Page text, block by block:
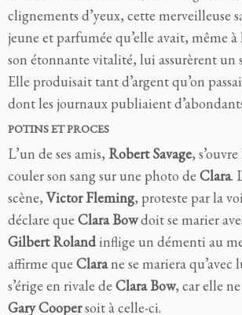
clignements d’yeux, cette merveilleuse
jeune et parfumée qu’elle avait, même à
son étonnante vitalité, lui assurèrent un
Elle produisait tant d’argent qu’on
dont les journaux publiaient
POTINS ET PROCES
L’un de ses amis, Robert Savage,
couler son sang sur une photo de Clara.
scène,Victor Fleming, proteste par la
déclare que Clara Bowdoit se marier
Gilbert Rolandinflige un démenti au
affirme que Clarane se mariera qu’avec
s’érige en rivale de Clara Bow, car elle
Gary Coopersoit à celle-ci.